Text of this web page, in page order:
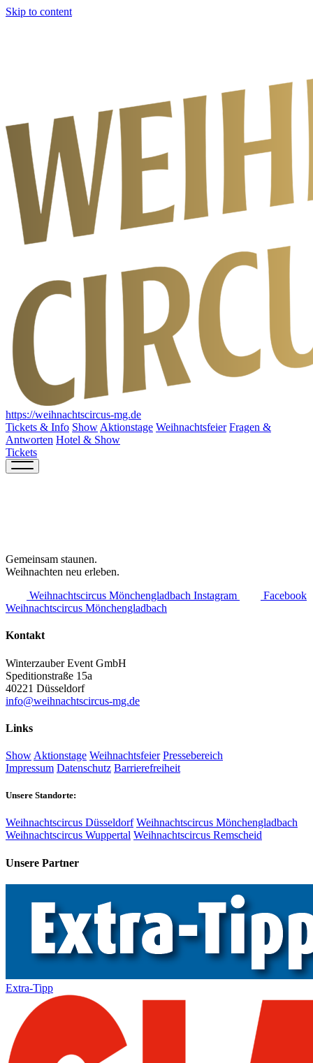
Skip to content
https://weihnachtscircus-mg.de
Tickets & Info Show Aktionstage Weihnachtsfeier Fragen &
Antworten Hotel & Show
Tickets
Gemeinsam staunen.
Weihnachten neu erleben.
Weihnachtscircus Mönchengladbach Instagram
Facebook
Weihnachtscircus Mönchengladbach
Kontakt
Winterzauber Event GmbH
Speditionstraße 15a
40221 Düsseldorf
info@weihnachtscircus-mg.de
Links
Show Aktionstage Weihnachtsfeier Pressebereich
Impressum Datenschutz Barrierefreiheit
Unsere Standorte:
Weihnachtscircus Düsseldorf Weihnachtscircus Mönchengladbach
Weihnachtscircus Wuppertal Weihnachtscircus Remscheid
Unsere Partner
Extra-Tipp